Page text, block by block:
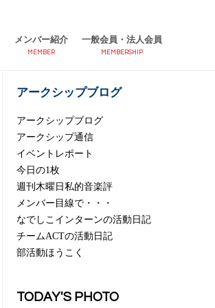
メンバー紹介
MEMBER
一般会員・法人会員
MEMBERSHIP
アークシップブログ
アークシップブログ
アークシップ通信
イベントレポート
今日の1枚
週刊木曜日私的音楽評
メンバー目線で・・・
なでしこインターンの活動日記
チームACTの活動日記
部活動ほうこく
TODAY'S PHOTO